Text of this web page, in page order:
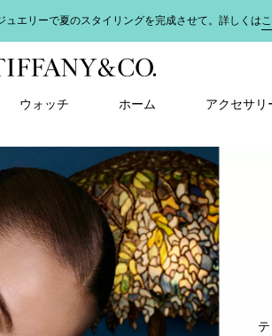
ュエリーで夏のスタイリングを完成させて。詳しくは
ウォッチ ホーム アクセサリ